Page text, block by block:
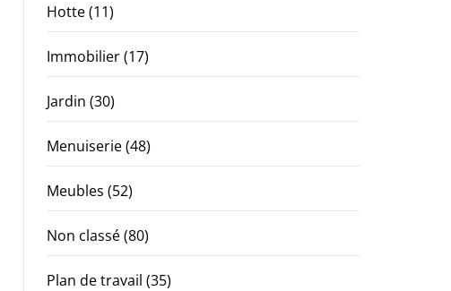
Hotte(11)
Immobilier(17)
Jardin (30)
Menuiserie(48)
Meubles (52)
Non classé(80)
Plan de travail (35)